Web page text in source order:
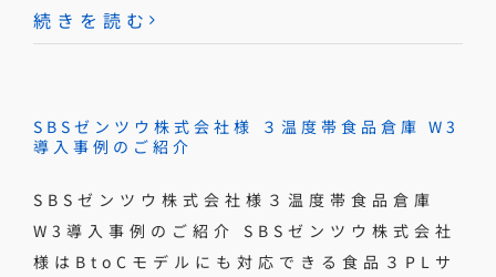
続きを読む
SBSゼンツウ株式会社様 ３温度帯食品倉庫 W3
導入事例のご紹介
SBSゼンツウ株式会社様３温度帯食品倉庫
W3導入事例のご紹介 SBSゼンツウ株式会社
様はBtoCモデルにも対応できる食品３PLサ